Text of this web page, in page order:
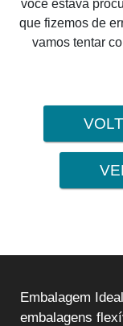
você estava
que fizemos de
vamos tentar
Embalagem
embalagens